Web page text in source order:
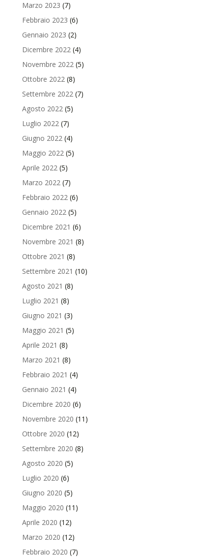
Marzo 2023 (7)
Febbraio 2023 (6)
Gennaio 2023 (2)
Dicembre 2022 (4)
Novembre 2022 (5)
Ottobre 2022 (8)
Settembre 2022 (7)
Agosto 2022 (5)
Luglio 2022 (7)
Giugno 2022 (4)
Maggio 2022 (5)
Aprile 2022 (5)
Marzo 2022 (7)
Febbraio 2022 (6)
Gennaio 2022 (5)
Dicembre 2021 (6)
Novembre 2021 (8)
Ottobre 2021 (8)
Settembre 2021 (10)
Agosto 2021 (8)
Luglio 2021 (8)
Giugno 2021 (3)
Maggio 2021 (5)
Aprile 2021 (8)
Marzo 2021 (8)
Febbraio 2021 (4)
Gennaio 2021 (4)
Dicembre 2020 (6)
Novembre 2020 (11)
Ottobre 2020 (12)
Settembre 2020 (8)
Agosto 2020 (5)
Luglio 2020 (6)
Giugno 2020 (5)
Maggio 2020 (11)
Aprile 2020 (12)
Marzo 2020 (12)
Febbraio 2020 (7)